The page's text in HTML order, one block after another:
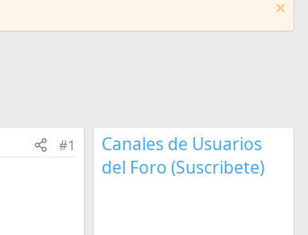
#1
Canales de Usuarios
del Foro (Suscribete)